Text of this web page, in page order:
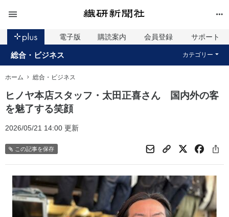
電子版 購読案内 会員登録 サポート
総合・ビジネス カテゴリー
ホーム 総合・ビジネス
ヒノヤ本店スタッフ・太田正喜さん 国内外の客
を魅了する笑顔
2026/05/21 14:00 更新
この記事を保存